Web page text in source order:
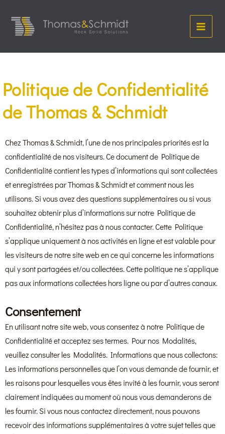
contenu
Menu
Politique de Confidentialité
de Thomas & Schmidt
Chez Thomas & Schmidt, l’une de nos principales priorités est la
confidentialité de nos visiteurs. Ce document de Politique de
Confidentialité contient les types d’informations qui sont collectées
et enregistrées par Thomas & Schmidt et comment nous les
utilisons. Si vous avez des questions supplémentaires ou si vous
souhaitez obtenir plus d’informations sur notre Politique de
Confidentialité, n’hésitez pas à nous contacter. Cette Politique
s’applique uniquement à nos activités en ligne et est valable pour
les visiteurs de notre site web en ce qui concerne les informations
qui y sont partagées et/ou collectées. Cette politique ne s’applique
pas aux informations collectées hors ligne ou par d’autres canaux.
Consentement
En utilisant notre site web, vous consentez à notre Politique de
Confidentialité et acceptez ses termes. Pour nos Modalités,
veuillez consulter les Modalités. Informations que nous collectons:
Les informations personnelles que l’on vous demande de fournir, et
les raisons pour lesquelles vous êtes invité à les fournir, vous seront
clairement indiquées au moment où nous vous demanderons de
les fournir. Si vous nous contactez directement, nous pouvons
recevoir des informations supplémentaires à votre sujet telles que